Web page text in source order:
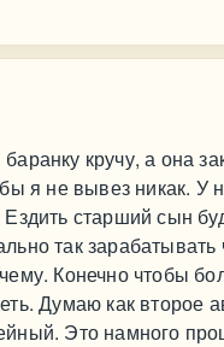
кручу, а она
я не вывез никак. У
старший сын
так зарабатывать
Конечно чтобы
Думаю как второе
Это намного